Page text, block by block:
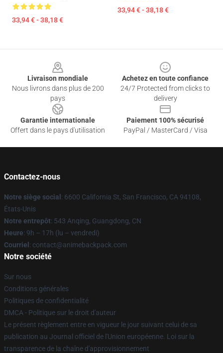
33,94 € - 38,18 €
33,94 € - 38,18 €
Livraison mondiale
Nous livrons dans plus de 200
pays
Achetez en toute confiance
24/7 Protected from clicks to
delivery
Garantie internationale
Offert dans le pays d'utilisation
Paiement 100% sécurisé
PayPal / MasterCard / Visa
Contactez-nous
Notre siège social : 6600 California St, San Francisco, CA 94108,
États-Unis
Notre entrepôt: 543 Anqing, Guangdong, CN
Heure: 9h – 17h (lu – vendredi)
Courriel : contact@animebackpack.com
Notre société
Sur nous
Conditions générales
Politiques de confidentialité
DMCA - Politique sur le droit d'auteur
Le présent règlement entre en vigueur le jour suivant celui de sa
publication au Journal officiel de l'Union européenne. Loi sur la
transparence de la chaîne d'approvisionnement